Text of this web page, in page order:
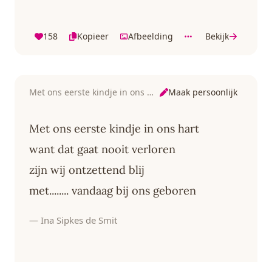
158 Kopieer Afbeelding Bekijk
Met ons eerste kindje in ons hart Maak persoonlijk
Met ons eerste kindje in ons hart
want dat gaat nooit verloren
zijn wij ontzettend blij
met........ vandaag bij ons geboren
— Ina Sipkes de Smit